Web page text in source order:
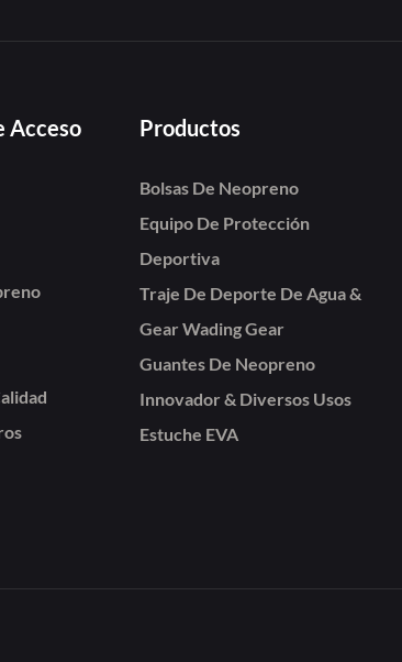
Acceso
Productos
Bolsas De Neopreno
Equipo De Protección
Deportiva
Traje De Deporte De Agua &
Gear Wading Gear
Guantes De Neopreno
Innovador & Diversos Usos
Estuche EVA